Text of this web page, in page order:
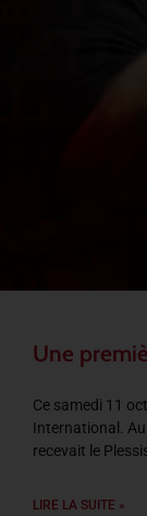
Une
Ce samedi 11
International.
recevait le
LIRE LA SUITE »